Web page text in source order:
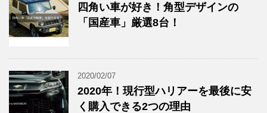
四角い車が好き！角型デザインの
「国産車」厳選8台！
2020/02/07
2020年！現行型ハリアーを最後に安
く購入できる2つの理由